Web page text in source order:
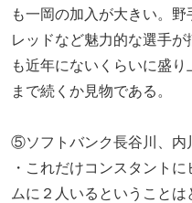
も一岡の加入が大きい。
レッドなど魅力的な選手
も近年にないくらいに盛
まで続くか見物である。
⑤ソフトバンク長谷川、内
・これだけコンスタント
ムに２人いるということ